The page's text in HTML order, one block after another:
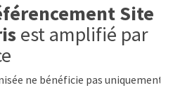
Site
est amplifié par
ne bénéficie pas uniquement